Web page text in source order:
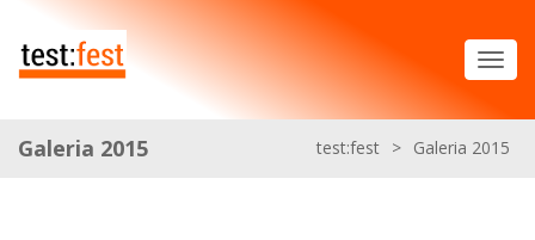
Galeria 2015 test:fest > Galeria 2015